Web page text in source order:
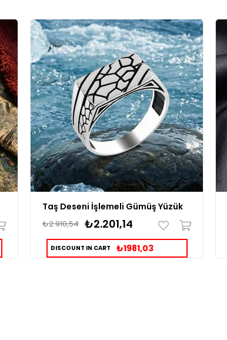
Taş Deseni İşlemeli Gümüş Yüzük
₺2.201,14
₺2.910,54
DISCOUNT IN CART ₺1981,03